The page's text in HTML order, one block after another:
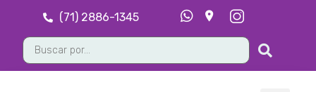
(71) 2886-1345